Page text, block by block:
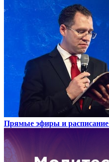
Прямые эфиры и расписание